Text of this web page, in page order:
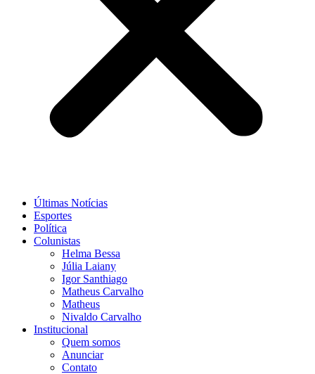
Últimas Notícias
Esportes
Política
Colunistas
Helma Bessa
Júlia Laiany
Igor Santhiago
Matheus Carvalho
Matheus
Nivaldo Carvalho
Institucional
Quem somos
Anunciar
Contato